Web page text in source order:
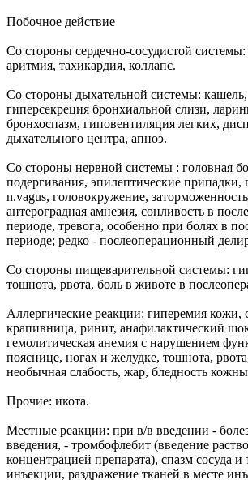
Побочное действие
Со стороны сердечно-сосудистой
аритмия, тахикардия, коллапс.
Со стороны дыхательной системы: кашель,
гиперсекреция бронхиальной слизи,
бронхоспазм, гиповентиляция легких,
дыхательного центра, апноэ.
Со стороны нервной системы : головная
подергивания, эпилептические
n.vagus, головокружение,
антероградная амнезия, сонливость в
периоде, тревога, особенно при болях в
периоде; редко - послеоперационный
Со стороны пищеварительной системы:
тошнота, рвота, боль в животе в
Аллергические реакции: гиперемия кожи,
крапивница, ринит, анафилактический
гемолитическая анемия с нарушением
пояснице, ногах и желудке, тошнота,
необычная слабость, жар, бледность
Прочие: икота.
Местные реакции: при в/в введении -
введения, - тромбофлебит (введение
концентрацией препарата), спазм сосуда и
инъекции, раздражение тканей в месте